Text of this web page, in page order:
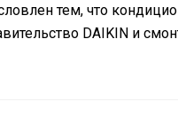
тем, что
DAIKIN и